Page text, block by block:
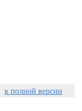
к полной версии